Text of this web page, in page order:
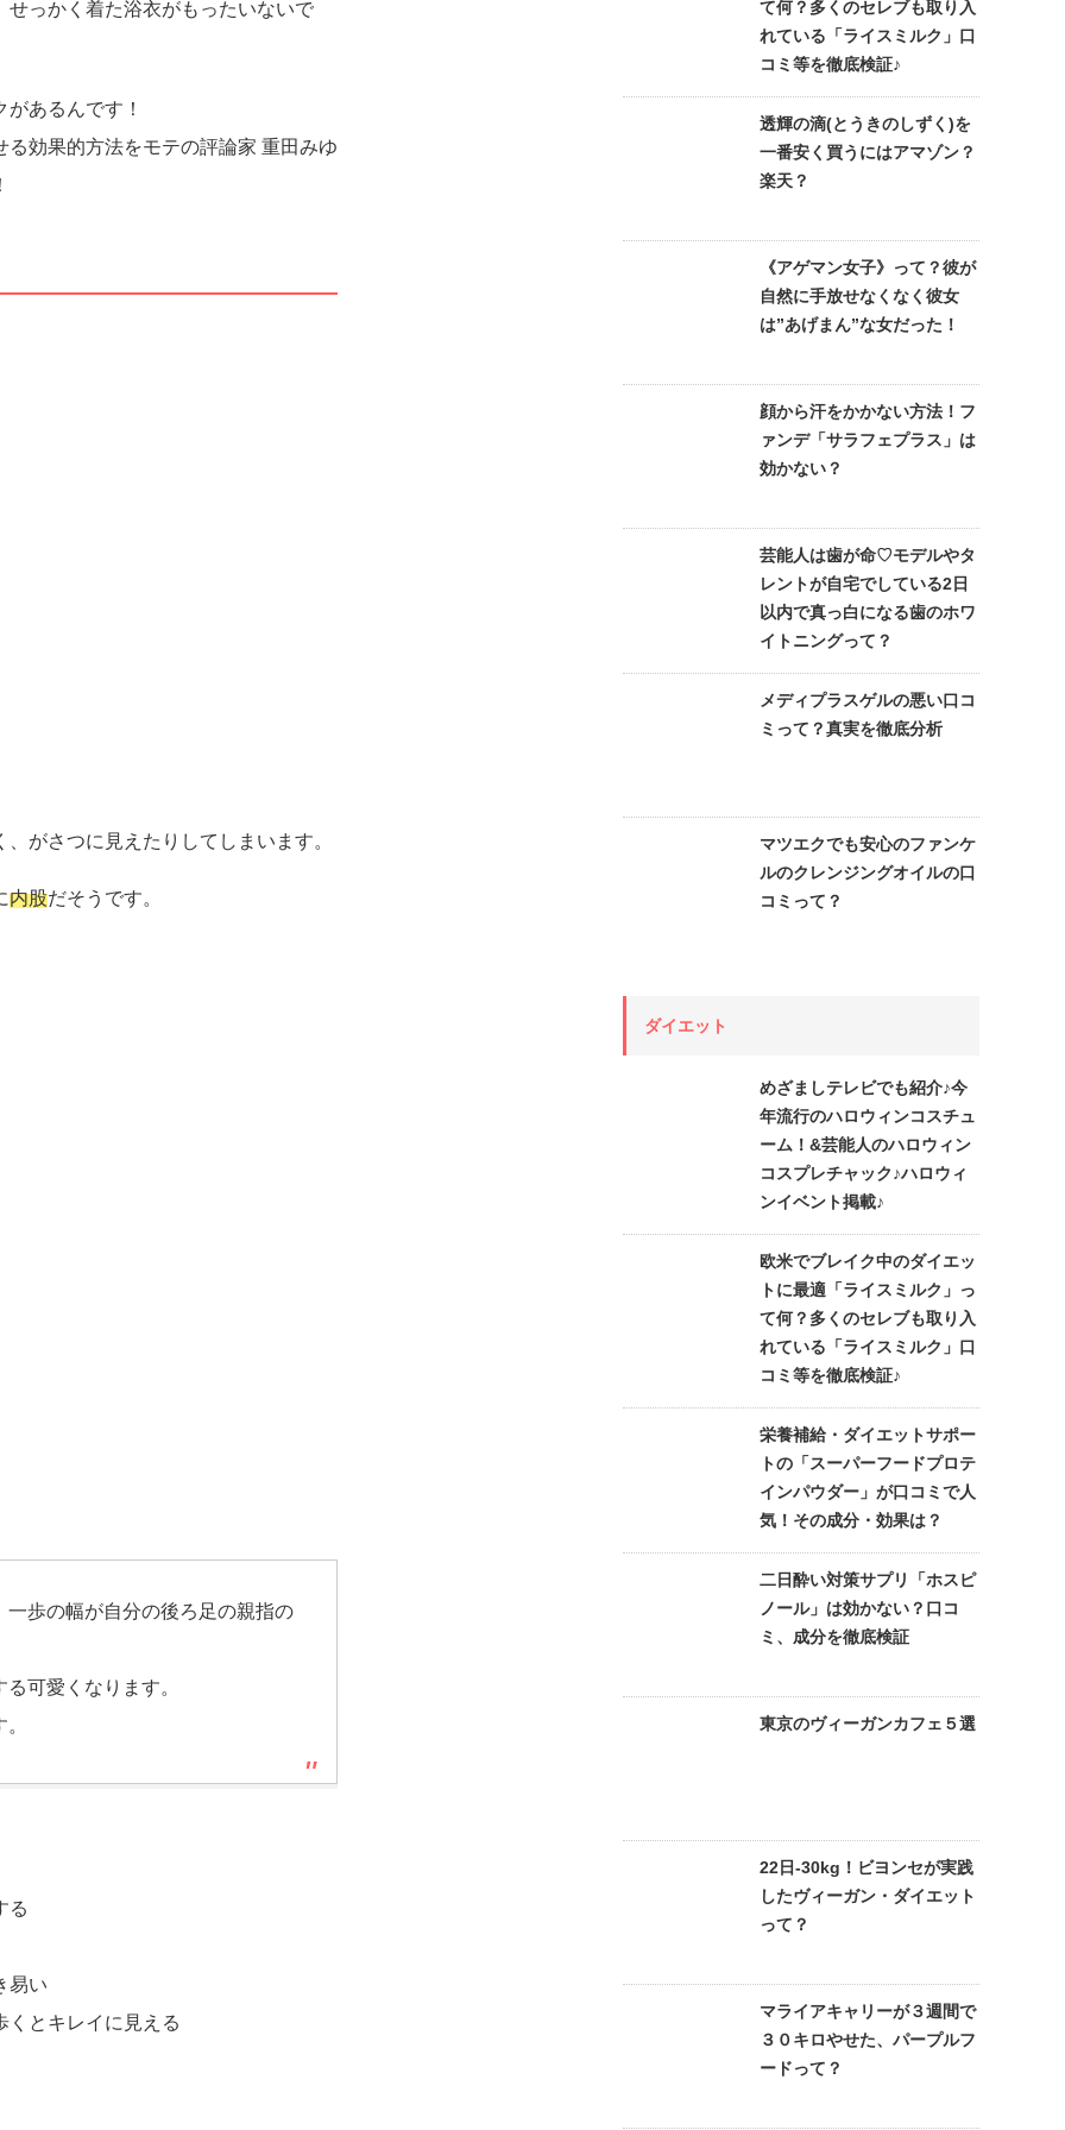
っかく着た浴衣がもったいないで
あるんです！
効果的方法をモテの評論家 重田みゆ
がさつに見えたりしてしまいます。
内股だそうです。
歩の幅が自分の後ろ足の親指の
可愛くなります。
る
易い
くとキレイに見える
て何？多くのセレブも取り入
れている「ライスミルク」口
コミ等を徹底検証♪
透輝の滴(とうきのしずく)を
一番安く買うにはアマゾン？
楽天？
《アゲマン女子》って？彼が
自然に手放せなくなく彼女
は”あげまん”な女だった！
顔から汗をかかない方法！フ
ァンデ「サラフェプラス」は
効かない？
芸能人は歯が命♡モデルやタ
レントが自宅でしている2日
以内で真っ白になる歯のホワ
イトニングって？
メディプラスゲルの悪い口コ
ミって？真実を徹底分析
マツエクでも安心のファンケ
ルのクレンジングオイルの口
コミって？
ダイエット
めざましテレビでも紹介♪今
年流行のハロウィンコスチュ
ーム！&芸能人のハロウィン
コスプレチャック♪ハロウィ
ンイベント掲載♪
欧米でブレイク中のダイエッ
トに最適「ライスミルク」っ
て何？多くのセレブも取り入
れている「ライスミルク」口
コミ等を徹底検証♪
栄養補給・ダイエットサポー
トの「スーパーフードプロテ
インパウダー」が口コミで人
気！その成分・効果は？
二日酔い対策サプリ「ホスピ
ノール」は効かない？口コ
ミ、成分を徹底検証
東京のヴィーガンカフェ５選
22日-30kg！ビヨンセが実践
したヴィーガン・ダイエット
って？
マライアキャリーが３週間で
３０キロやせた、パープルフ
ードって？